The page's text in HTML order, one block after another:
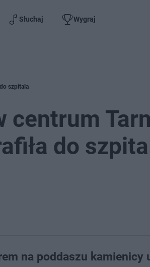
Słuchaj Wygraj
szpitala
centrum
do
na poddaszu kamienicy